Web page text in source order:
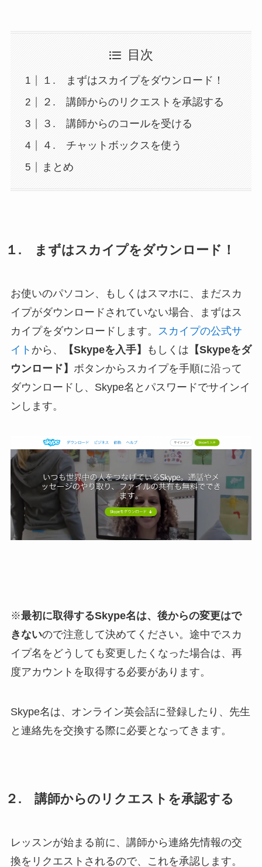
目次
１. まずはスカイプをダウンロード！
２. 講師からのリクエストを承認する
３. 講師からのコールを受ける
４. チャットボックスを使う
まとめ
１. まずはスカイプをダウンロード！
お使いのパソコン、もしくはスマホに、まだスカ
イプがダウンロードされていない場合、まずはス
カイプをダウンロードします。
スカイプの公式サ
イト から、 【Skypeを入手】 もしくは 【Skypeをダ
ウンロード】 ボタンからスカイプを手順に沿って
ダウンロードし、Skype名とパスワードでサインイ
ンします。
※最初に取得するSkype名は、後からの変更はで
きないので注意して決めてください。途中でスカ
イプ名をどうしても変更したくなった場合は、再
度アカウントを取得する必要があります。
Skype名は、オンライン英会話に登録したり、先生
と連絡先を交換する際に必要となってきます。
２. 講師からのリクエストを承認する
レッスンが始まる前に、講師から連絡先情報の交
換をリクエストされるので、これを承認します。